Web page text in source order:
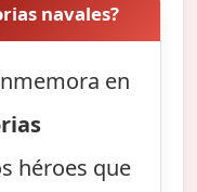
navales?
en
héroes que